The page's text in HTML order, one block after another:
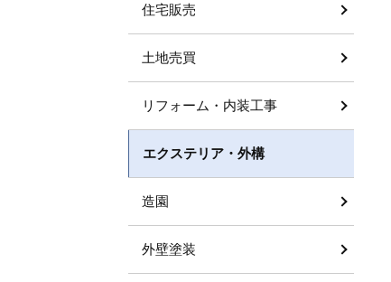
住宅販売
土地売買
リフォーム・内装工事
エクステリア・外構
造園
外壁塗装